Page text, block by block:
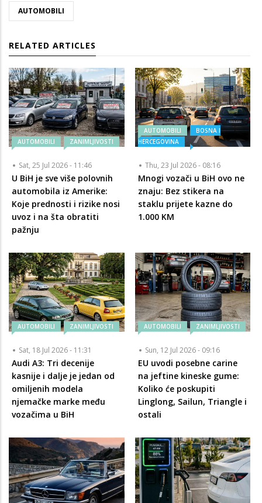
AUTOMOBILI
RELATED ARTICLES
AUTOMOBILI ZANIMLJIVOSTI
Sat, 25 Jul 2026 - 11:46
U BiH je sve više polovnih
automobila iz Amerike:
Koje prednosti i rizike nosi
uvoz i na šta obratiti
pažnju
AUTOMOBILI
BOSNA I
HERCEGOVINA
Thu, 23 Jul 2026 - 08:16
Mnogi vozači u BiH ovo ne
znaju: Bez stikera na
staklu prijete kazne do
1.000 KM
AUTOMOBILI ZANIMLJIVOSTI
Sat, 18 Jul 2026 - 11:31
Audi A3: Tri decenije
kasnije i dalje je jedan od
omiljenih modela
njemačke marke među
vozačima u BiH
AUTOMOBILI ZANIMLJIVOSTI
Sun, 12 Jul 2026 - 09:16
EU uvodi posebne carine
na jeftine kineske gume:
Koliko će poskupiti
Linglong, Sailun, Triangle i
ostali